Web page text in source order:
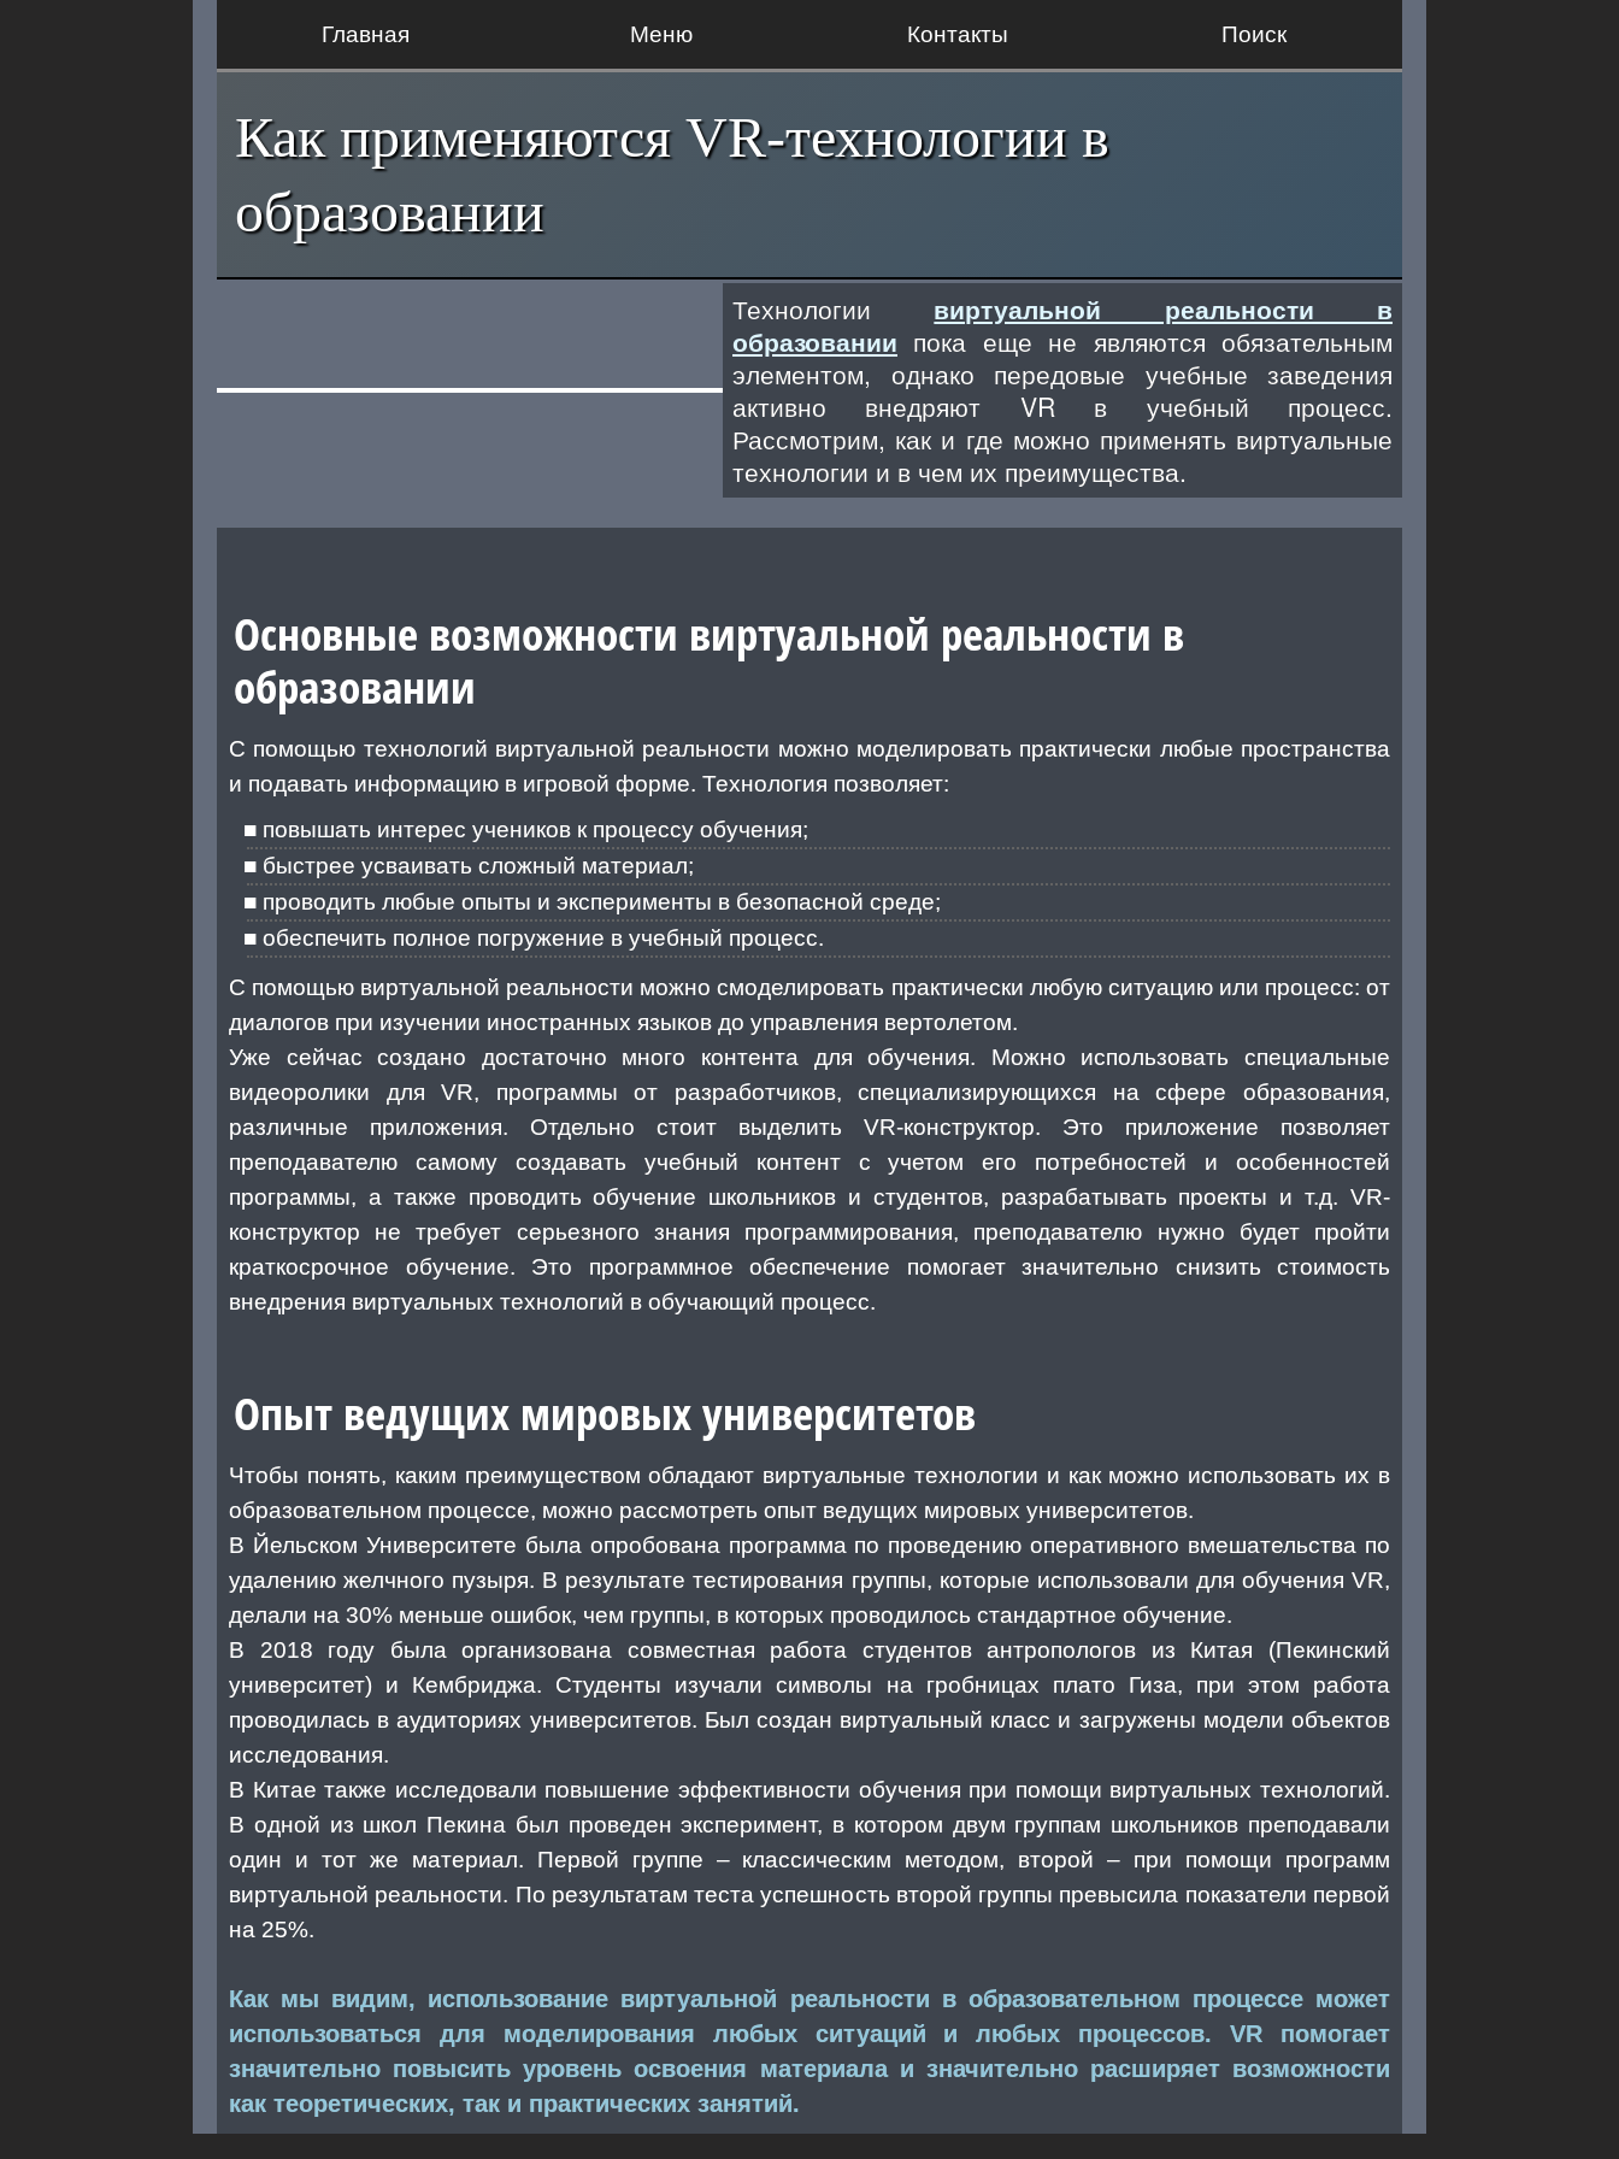
Главная Меню Контакты Поиск
Как применяются VR-технологии в
образовании
Технологии виртуальной реальности в
образовании пока еще не являются обязательным
элементом, однако передовые учебные заведения
активно внедряют VR в учебный процесс.
Рассмотрим, как и где можно применять виртуальные
технологии и в чем их преимущества.
Основные возможности виртуальной реальности в
образовании
С помощью технологий виртуальной реальности можно моделировать практически любые пространства
и подавать информацию в игровой форме. Технология позволяет:
повышать интерес учеников к процессу обучения;
быстрее усваивать сложный материал;
проводить любые опыты и эксперименты в безопасной среде;
обеспечить полное погружение в учебный процесс.
С помощью виртуальной реальности можно смоделировать практически любую ситуацию или процесс: от
диалогов при изучении иностранных языков до управления вертолетом.
Уже сейчас создано достаточно много контента для обучения. Можно использовать специальные
видеоролики для VR, программы от разработчиков, специализирующихся на сфере образования,
различные приложения. Отдельно стоит выделить VR-конструктор. Это приложение позволяет
преподавателю самому создавать учебный контент с учетом его потребностей и особенностей
программы, а также проводить обучение школьников и студентов, разрабатывать проекты и т.д. VR-
конструктор не требует серьезного знания программирования, преподавателю нужно будет пройти
краткосрочное обучение. Это программное обеспечение помогает значительно снизить стоимость
внедрения виртуальных технологий в обучающий процесс.
Опыт ведущих мировых университетов
Чтобы понять, каким преимуществом обладают виртуальные технологии и как можно использовать их в
образовательном процессе, можно рассмотреть опыт ведущих мировых университетов.
В Йельском Университете была опробована программа по проведению оперативного вмешательства по
удалению желчного пузыря. В результате тестирования группы, которые использовали для обучения VR,
делали на 30% меньше ошибок, чем группы, в которых проводилось стандартное обучение.
В 2018 году была организована совместная работа студентов антропологов из Китая (Пекинский
университет) и Кембриджа. Студенты изучали символы на гробницах плато Гиза, при этом работа
проводилась в аудиториях университетов. Был создан виртуальный класс и загружены модели объектов
исследования.
В Китае также исследовали повышение эффективности обучения при помощи виртуальных технологий.
В одной из школ Пекина был проведен эксперимент, в котором двум группам школьников преподавали
один и тот же материал. Первой группе – классическим методом, второй – при помощи программ
виртуальной реальности. По результатам теста успешность второй группы превысила показатели первой
на 25%.
Как мы видим, использование виртуальной реальности в образовательном процессе может
использоваться для моделирования любых ситуаций и любых процессов. VR помогает
значительно повысить уровень освоения материала и значительно расширяет возможности
как теоретических, так и практических занятий.